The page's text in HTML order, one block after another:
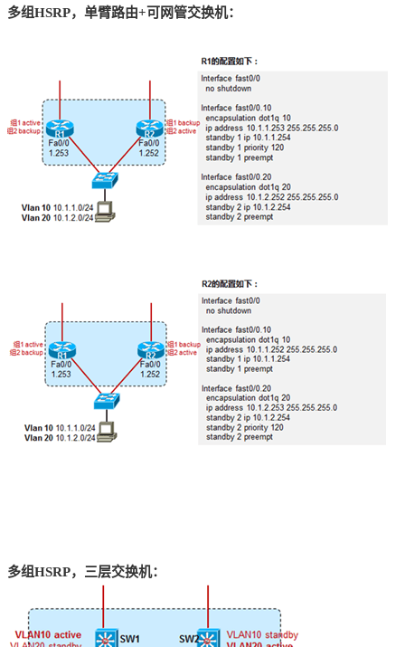
多组HSRP，单臂路由+可网管交换机：
多组HSRP，三层交换机：